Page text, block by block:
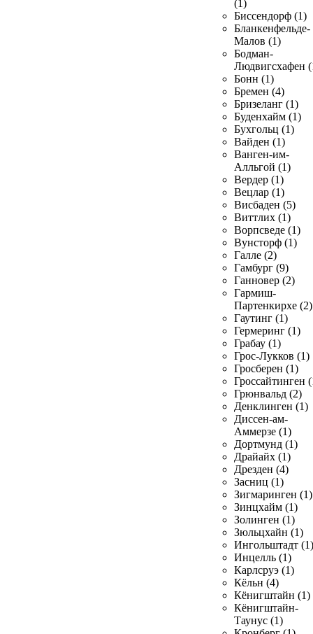
(1)
Биссендорф (1)
Бланкенфельде-
Малов (1)
Бодман-
Людвигсхафен
Бонн (1)
Бремен (4)
Бризеланг (1)
Буденхайм (1)
Бухгольц (1)
Вайден (1)
Ванген-им-
Алльгой (1)
Вердер (1)
Вецлар (1)
Висбаден (5)
Виттлих (1)
Ворпсведе (1)
Вунсторф (1)
Галле (2)
Гамбург (9)
Ганновер (2)
Гармиш-
Партенкирхе (2)
Гаутинг (1)
Гермеринг (1)
Грабау (1)
Грос-Лукков (1)
Гросберен (1)
Гроссайтинген
Грюнвальд (2)
Денклинген (1)
Диссен-ам-
Аммерзе (1)
Дортмунд (1)
Драйайх (1)
Дрезден (4)
Засниц (1)
Зигмаринген (1)
Зинцхайм (1)
Золинген (1)
Зюльцхайн (1)
Ингольштадт (1)
Инцелль (1)
Карлсруэ (1)
Кёльн (4)
Кёнигштайн (1)
Кёнигштайн-
Таунус (1)